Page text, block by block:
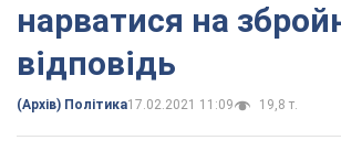
нарватися на
відповідь
(Архів) Політика17.02.2021 11:09 19,8 т.